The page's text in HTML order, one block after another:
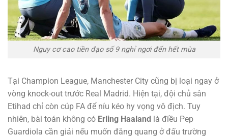
Nguy cơ cao tiền đạo số 9 nghỉ ngơi đến hết mùa
Tại Champion League, Manchester City cũng bị loại ngay ở
vòng knock-out trước Real Madrid. Hiện tại, đội chủ sân
Etihad chỉ còn cúp FA để níu kéo hy vọng vô địch. Tuy
nhiên, bài toán không có Erling Haaland là điều Pep
Guardiola cần giải nếu muốn đăng quang ở đấu trường